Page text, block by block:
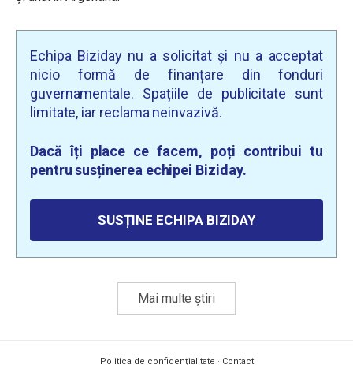
Echipa Biziday nu a solicitat și nu a acceptat
nicio formă de finanțare din fonduri
guvernamentale. Spațiile de publicitate sunt
limitate, iar reclama neinvazivă.
Dacă îți place ce facem, poți contribui tu
pentru susținerea echipei Biziday.
SUSȚINE ECHIPA BIZIDAY
Mai multe știri
Politica de confidențialitate · Contact